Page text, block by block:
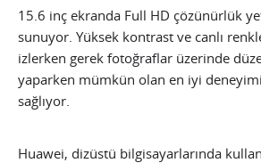
15.6 inç ekranda Full HD çözünürlük
sunuyor. Yüksek kontrast ve canlı
izlerken gerek fotoğraflar üzerinde
yaparken mümkün olan en iyi
sağlıyor.
Huawei, dizüstü bilgisayarlarında